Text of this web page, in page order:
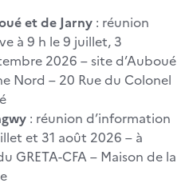
et de Jarny : réunion
à 9 h le 9 juillet, 3
2026 – site d’Auboué
Nord – 20 Rue du Colonel
: réunion d’information
et 31 août 2026 – à
GRETA-CFA – Maison de la